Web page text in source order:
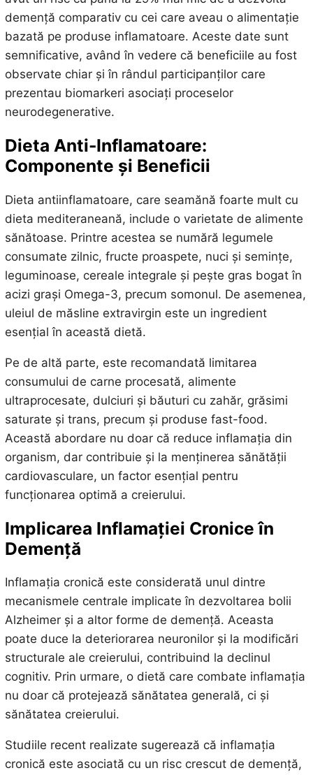
demență comparativ cu cei care aveau o alimentație
bazată pe produse inflamatoare. Aceste date sunt
semnificative, având în vedere că beneficiile au fost
observate chiar și în rândul participanților care
prezentau biomarkeri asociați proceselor
neurodegenerative.
Dieta Anti-Inflamatoare:
Componente și Beneficii
Dieta antiinflamatoare, care seamănă foarte mult cu
dieta mediteraneană, include o varietate de alimente
sănătoase. Printre acestea se numără legumele
consumate zilnic, fructe proaspete, nuci și semințe,
leguminoase, cereale integrale și pește gras bogat în
acizi grași Omega-3, precum somonul. De asemenea,
uleiul de măsline extravirgin este un ingredient
esențial în această dietă.
Pe de altă parte, este recomandată limitarea
consumului de carne procesată, alimente
ultraprocesate, dulciuri și băuturi cu zahăr, grăsimi
saturate și trans, precum și produse fast-food.
Această abordare nu doar că reduce inflamația din
organism, dar contribuie și la menținerea sănătății
cardiovasculare, un factor esențial pentru
funcționarea optimă a creierului.
Implicarea Inflamației Cronice în
Demență
Inflamația cronică este considerată unul dintre
mecanismele centrale implicate în dezvoltarea bolii
Alzheimer și a altor forme de demență. Aceasta
poate duce la deteriorarea neuronilor și la modificări
structurale ale creierului, contribuind la declinul
cognitiv. Prin urmare, o dietă care combate inflamația
nu doar că protejează sănătatea generală, ci și
sănătatea creierului.
Studiile recent realizate sugerează că inflamația
cronică este asociată cu un risc crescut de demență,